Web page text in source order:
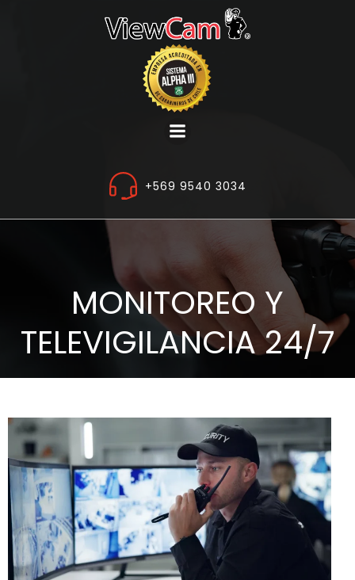
al
contenido
+569 9540 3034
MONITOREO Y
TELEVIGILANCIA 24/7